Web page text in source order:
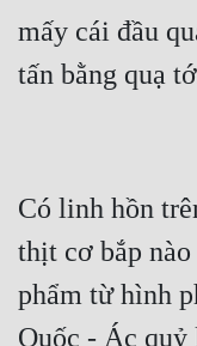
mấy cái đầu
Có linh hồn
thịt cơ bắp
phẩm từ hình